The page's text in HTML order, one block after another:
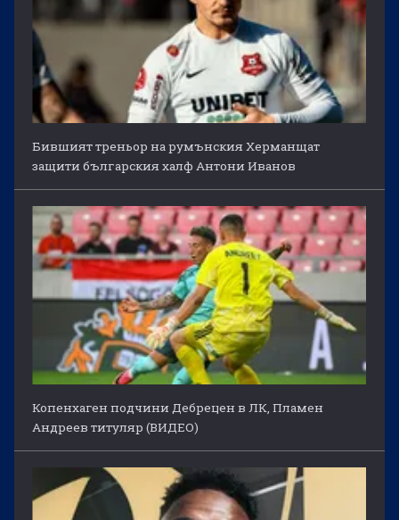
Бившият треньор на румънския Херманщат
защити българския халф Антони Иванов
Копенхаген подчини Дебрецен в ЛК, Пламен
Андреев титуляр (ВИДЕО)